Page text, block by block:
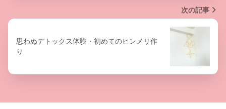
次の記事
思わぬデトックス体験・初めてのヒンメリ作
り